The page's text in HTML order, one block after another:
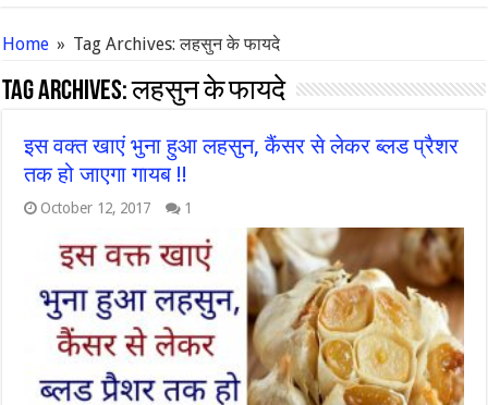
Home » Tag Archives: लहसुन के फायदे
Tag Archives:लहसुन के फायदे
इस वक्त खाएं भुना हुआ लहसुन, कैंसर से लेकर ब्लड प्रैशर
तक हो जाएगा गायब !!
October 12, 2017 1